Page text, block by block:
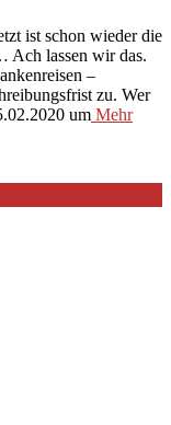
ist schon wieder die
Ach lassen wir das.
–
zu. Wer
um Mehr